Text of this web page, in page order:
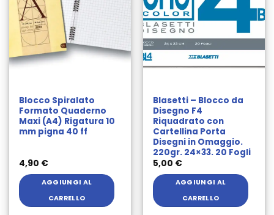
Blocco Spiralato
Formato Quaderno
Maxi (A4) Rigatura 10
mm pigna 40 ff
4,90 €
AGGIUNGI AL
CARRELLO
Blasetti – Blocco da
Disegno F4
Riquadrato con
Cartellina Porta
Disegni in Omaggio.
220gr. 24×33. 20 Fogli
5,00 €
AGGIUNGI AL
CARRELLO